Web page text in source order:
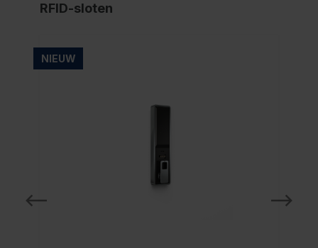
RFID-sloten
NIEUW